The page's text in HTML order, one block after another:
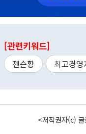
[관련키워드]
젠슨황 최고경영
<저작권자(c)